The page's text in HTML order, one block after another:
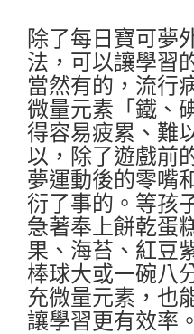
除了每日寶可夢
法，可以讓學習
當然有的，流行
微量元素「鐵、
得容易疲累、難
以，除了遊戲前
夢運動後的零嘴
衍了事的。等孩
急著奉上餅乾蛋
果、海苔、紅豆
棒球大或一碗八
充微量元素，也
讓學習更有效率。